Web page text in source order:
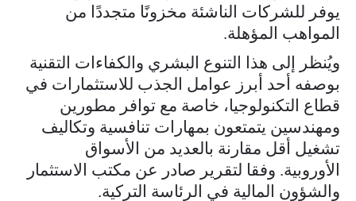
يوفر للشركات الناشئة مخزونًا متجددًا من
المواهب المؤهلة.
ويُنظر إلى هذا التنوع البشري والكفاءات التقنية
بوصفه أحد أبرز عوامل الجذب للاستثمارات في
قطاع التكنولوجيا، خاصة مع توافر مطورين
ومهندسين يتمتعون بمهارات تنافسية وتكاليف
تشغيل أقل مقارنة بالعديد من الأسواق
الأوروبية. وفقا لتقرير صادر عن مكتب الاستثمار
والشؤون المالية في الرئاسة التركية.